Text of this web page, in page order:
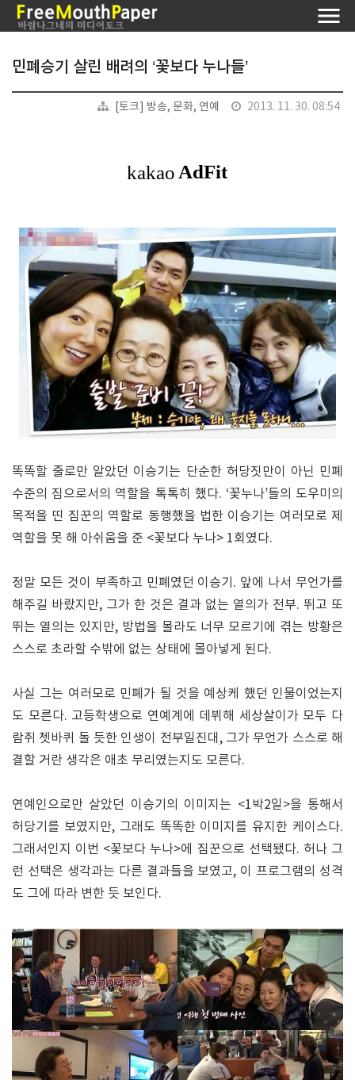
민폐승기 살린 배려의 ‘꽃보다 누나들’
[토크] 방송, 문화, 연예 2013. 11. 30. 08:54
똑똑할 줄로만 알았던 이승기는 단순한 허당짓만이 아닌 민폐
수준의 짐으로서의 역할을 톡톡히 했다. ‘꽃누나’들의 도우미의
목적을 띤 짐꾼의 역할로 동행했을 법한 이승기는 여러모로 제
역할을 못 해 아쉬움을 준 <꽃보다 누나> 1회였다.
정말 모든 것이 부족하고 민폐였던 이승기. 앞에 나서 무언가를
해주길 바랐지만, 그가 한 것은 결과 없는 열의가 전부. 뛰고 또
뛰는 열의는 있지만, 방법을 몰라도 너무 모르기에 겪는 방황은
스스로 초라할 수밖에 없는 상태에 몰아넣게 된다.
사실 그는 여러모로 민폐가 될 것을 예상케 했던 인물이었는지
도 모른다. 고등학생으로 연예계에 데뷔해 세상살이가 모두 다
람쥐 쳇바퀴 돌 듯한 인생이 전부일진대, 그가 무언가 스스로 해
결할 거란 생각은 애초 무리였는지도 모른다.
연예인으로만 살았던 이승기의 이미지는 <1박2일>을 통해서
허당기를 보였지만, 그래도 똑똑한 이미지를 유지한 케이스다.
그래서인지 이번 <꽃보다 누나>에 짐꾼으로 선택됐다. 허나 그
런 선택은 생각과는 다른 결과들을 보였고, 이 프로그램의 성격
도 그에 따라 변한 듯 보인다.